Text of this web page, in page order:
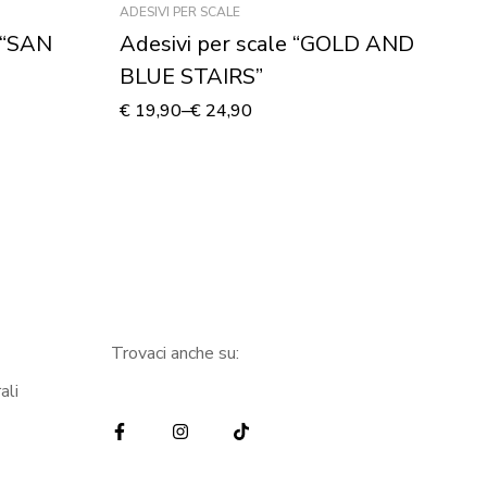
ADESIVI PER SCALE
Adesivi per scale “GOLD AND
BLUE STAIRS”
€19,90–€24,90
Trovaci anche su: